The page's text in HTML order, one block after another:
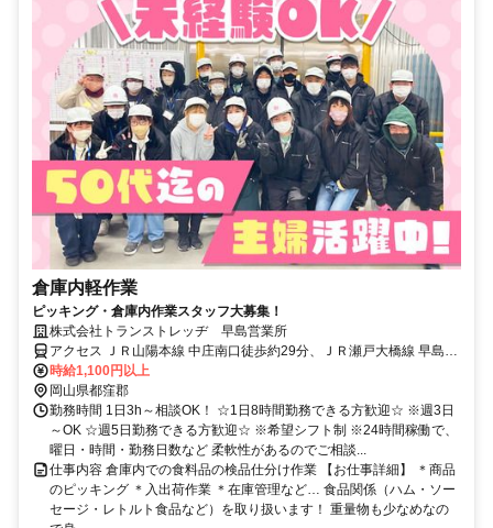
倉庫内軽作業
ピッキング・倉庫内作業スタッフ大募集！
株式会社トランストレッヂ 早島営業所
アクセス ＪＲ山陽本線 中庄南口徒歩約29分、ＪＲ瀬戸大橋線 早島徒
歩約32分
時給1,100円以上
岡山県都窪郡
勤務時間 1日3h～相談OK！ ☆1日8時間勤務できる方歓迎☆ ※週3日
～OK ☆週5日勤務できる方歓迎☆ ※希望シフト制 ※24時間稼働で、
曜日・時間・勤務日数など 柔軟性があるのでご相談...
仕事内容 倉庫内での食料品の検品仕分け作業 【お仕事詳細】 ＊商品
のピッキング ＊入出荷作業 ＊在庫管理など… 食品関係（ハム・ソー
セージ・レトルト食品など）を取り扱います！ 重量物も少なめなの